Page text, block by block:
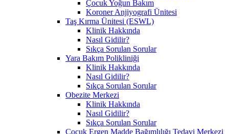
Çocuk Yoğun Bakım
Koroner Anjiyografi Ünitesi
Taş Kırma Ünitesi (ESWL)
Klinik Hakkında
Nasıl Gidilir?
Sıkça Sorulan Sorular
Yara Bakım Polikliniği
Klinik Hakkında
Nasıl Gidilir?
Sıkça Sorulan Sorular
Obezite Merkezi
Klinik Hakkında
Nasıl Gidilir?
Sıkça Sorulan Sorular
Çocuk Ergen Madde Bağımlılığı Tedavi Merkezi